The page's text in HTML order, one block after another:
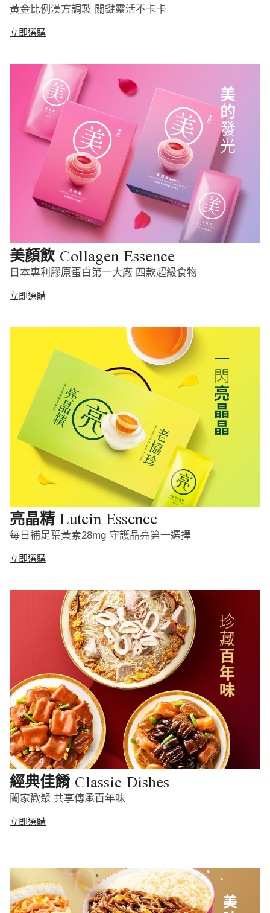
黃金比例漢方調製 關鍵靈活不卡卡
立即選購
美顏飲 Collagen Essence
日本專利膠原蛋白第一大廠 四款超級食物
立即選購
亮晶精 Lutein Essence
每日補足葉黃素28mg 守護晶亮第一選擇
立即選購
經典佳餚 Classic Dishes
闔家歡聚 共享傳承百年味
立即選購